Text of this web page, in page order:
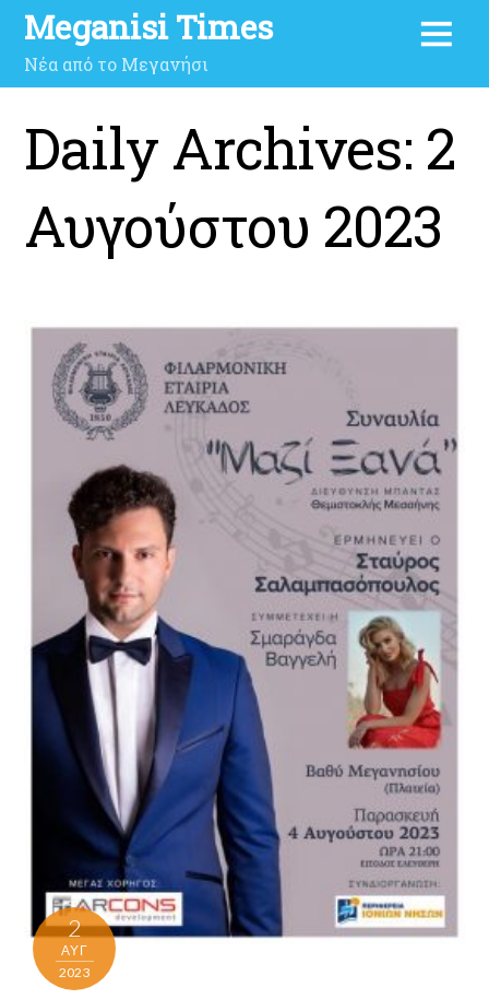
Meganisi Times
Νέα από το Μεγανήσι
Daily Archives: 2
Αυγούστου 2023
2
ΑΥΓ
2023